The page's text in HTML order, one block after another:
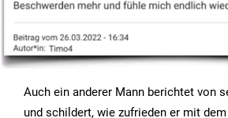
Auch ein anderer Mann berichtet von
und schildert, wie zufrieden er mit